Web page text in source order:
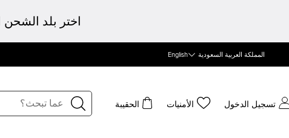
اختر بلد
المملكة العربية السعودية English
تسجيل الدخول الأمنيات الحقيبة